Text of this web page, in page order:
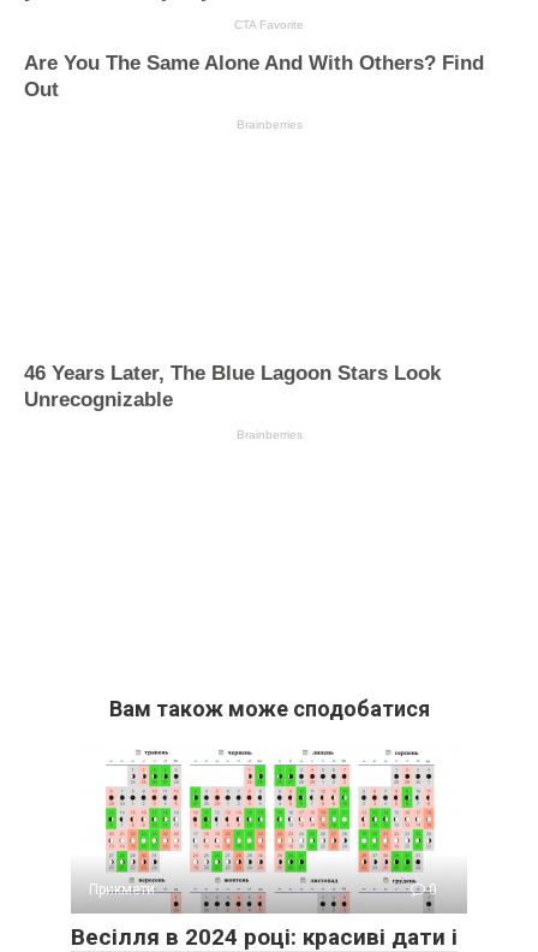
Вам також може сподобатися
Прикмети 0
Весілля в 2024 році: красиві дати і